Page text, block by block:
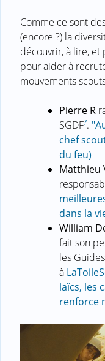
Comme ce sont
(encore ?) la
découvrir, à lire,
pour aider à
mouvements
Pierre R
SGDF?.
chef
du feu)
Matthieu
dans la
William
fait son
les
à
laïcs, les
renforce